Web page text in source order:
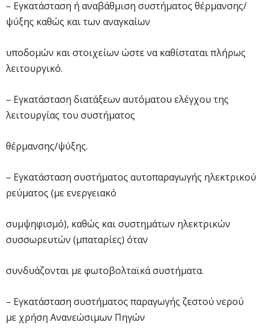
– Εγκατάσταση ή αναβάθμιση συστήματος θέρμανσης/
ψύξης καθώς και των αναγκαίων
υποδομών και στοιχείων ώστε να καθίσταται πλήρως
λειτουργικό.
– Εγκατάσταση διατάξεων αυτόματου ελέγχου της
λειτουργίας του συστήματος
θέρμανσης/ψύξης.
– Εγκατάσταση συστήματος αυτοπαραγωγής ηλεκτρικού
ρεύματος (με ενεργειακό
συμψηφισμό), καθώς και συστημάτων ηλεκτρικών
συσσωρευτών (μπαταρίες) όταν
συνδυάζονται με φωτοβολταϊκά συστήματα.
– Εγκατάσταση συστήματος παραγωγής ζεστού νερού
με χρήση Ανανεώσιμων Πηγών